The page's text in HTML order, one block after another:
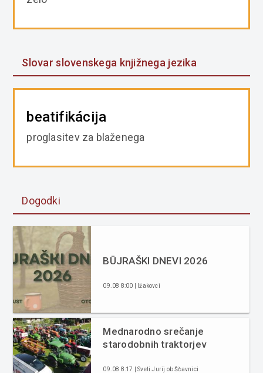
Slovar slovenskega knjižnega jezika
beatifikácija
proglasitev za blaženega
Dogodki
BÜJRAŠKI DNEVI 2026
09.08 8:00 | Ižakovci
Mednarodno srečanje
starodobnih traktorjev
09.08 8:17 | Sveti Jurij ob Ščavnici